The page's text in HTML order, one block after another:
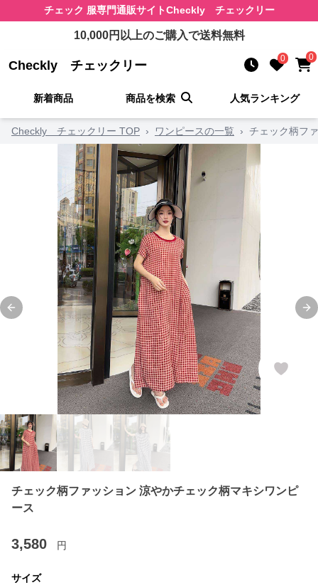
チェック 服専門通販サイトCheckly チェックリー
10,000円以上のご購入で送料無料
Checkly チェックリー 0 0
新着商品 商品を検索 人気ランキング
Checkly チェックリー TOP › ワンピースの一覧 › チェック柄フ
Previous slide
チェック柄ファッション 涼やかチェック柄マキシワンピ
ース
3,580 円
サイズ